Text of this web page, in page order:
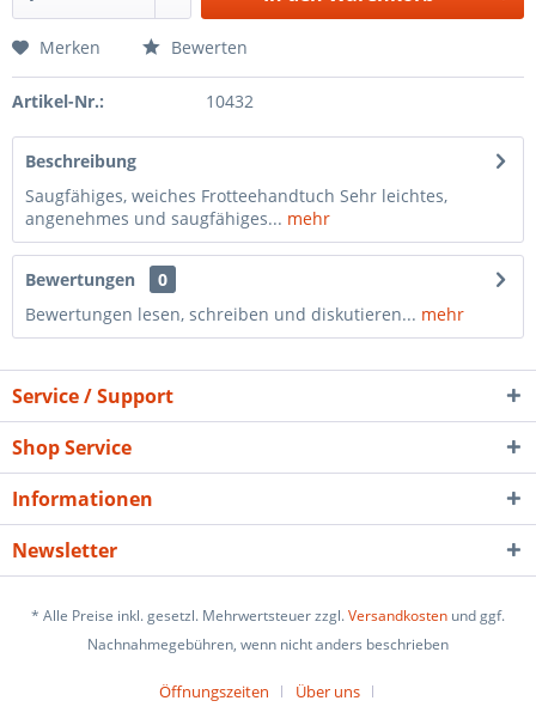
Merken Bewerten
Artikel-Nr.: 10432
Beschreibung
Saugfähiges, weiches Frotteehandtuch Sehr leichtes,
angenehmes und saugfähiges... mehr
Bewertungen
0
Bewertungen lesen, schreiben und diskutieren... mehr
Service / Support
Shop Service
Informationen
Newsletter
* Alle Preise inkl. gesetzl. Mehrwertsteuer zzgl.Versandkosten und ggf.
Nachnahmegebühren, wenn nicht anders beschrieben
Öffnungszeiten Über uns